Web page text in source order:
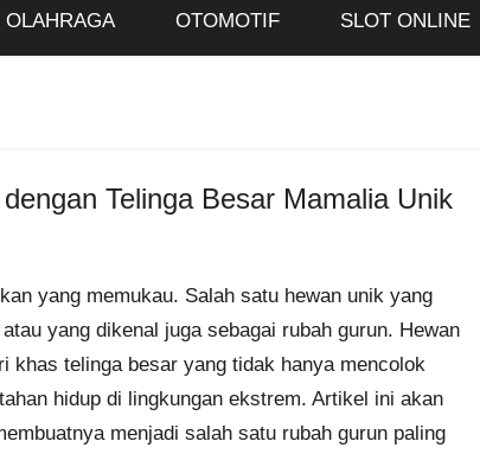
OLAHRAGA OTOMOTIF SLOT ONLINE
Telinga Besar Mamalia Unik
yang memukau. Salah satu hewan unik yang
atau yang dikenal juga sebagai rubah gurun. Hewan
telinga besar yang tidak hanya mencolok
hidup di lingkungan ekstrem. Artikel ini akan
menjadi salah satu rubah gurun paling